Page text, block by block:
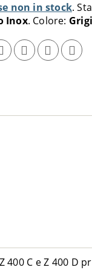
non in stock
Inox Colore:
C e Z 400 D